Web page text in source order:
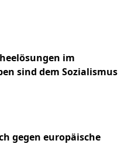
im
sind dem Sozialismus
gegen europäische